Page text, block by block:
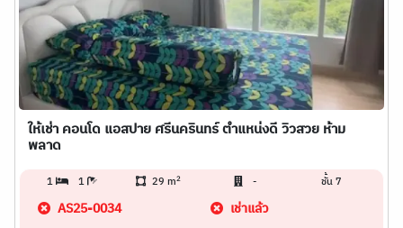
ให้เช่า คอนโด แอสปาย ศรีนครินทร์ ตำแหน่งดี วิวสวย ห้าม
พลาด
1 1 29 m2 - ชั้น 7
AS25-0034 เช่าแล้ว